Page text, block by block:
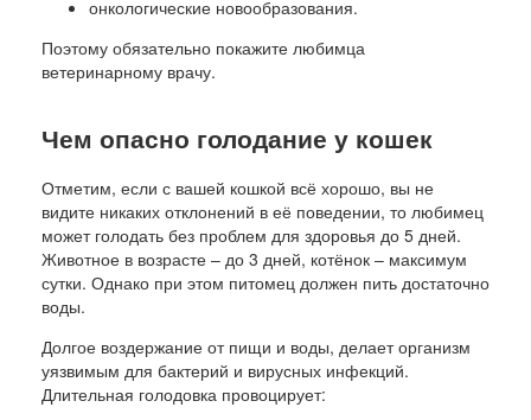
онкологические новообразования.
Поэтому обязательно покажите любимца
ветеринарному врачу.
Чем опасно голодание у кошек
Отметим, если с вашей кошкой всё хорошо, вы не
видите никаких отклонений в её поведении, то любимец
может голодать без проблем для здоровья до 5 дней.
Животное в возрасте – до 3 дней, котёнок – максимум
сутки. Однако при этом питомец должен пить достаточно
воды.
Долгое воздержание от пищи и воды, делает организм
уязвимым для бактерий и вирусных инфекций.
Длительная голодовка провоцирует: